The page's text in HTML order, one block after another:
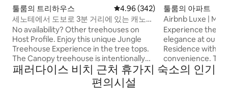
툴룸의 트리하우스 평점 4.96점(5점 만점), 후기 342
4.96 (342)
세노테에서 도보로 3분 거리에 있는 캐노피
정글 트리하우스
No availability? Other treehouses on
Host Profile. Enjoy this unique Jungle
Treehouse Experience in the tree tops.
The Canopy treehouse is intentionally
elevated (height: 6 Mts/20ft) and
shaped amongst the trees. A spacious
Eco dome gives you all the comfort of
툴룸의 아파트
Airbnb Luxe |
Rated
Experience the
elegance at our
Residence with
convenience. TEMPLIA is a unique,
luxurious 2BR/
pool, outdoor hot
패러다이스 비치 근처 휴가지 숙소의 인기
편의시설